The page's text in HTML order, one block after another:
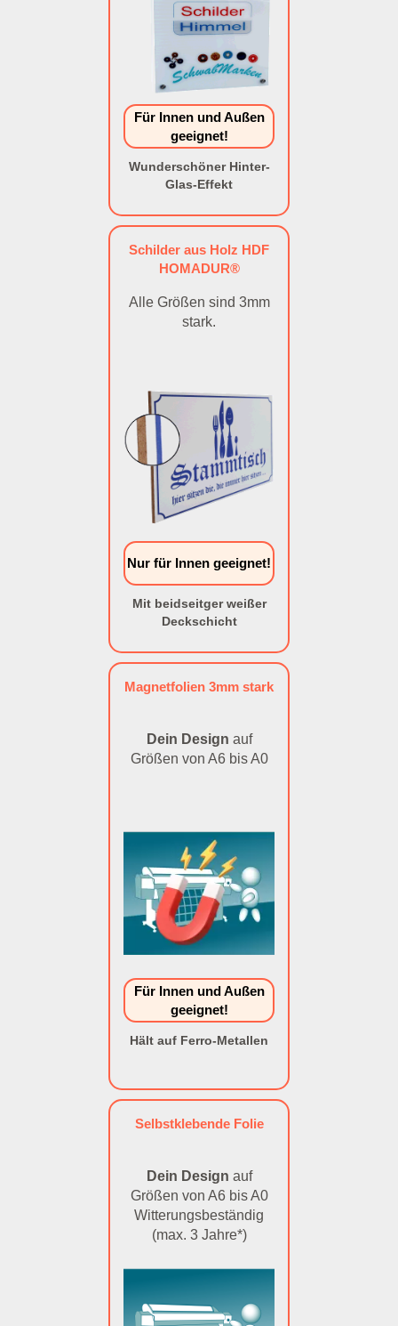
Für Innen und Außen
geeignet!
Wunderschöner Hinter-
Glas-Effekt
Schilder aus Holz HDF
HOMADUR®
Alle Größen sind 3mm
stark.
Nur für Innen geeignet!
Mit beidseitger weißer
Deckschicht
Magnetfolien 3mm stark
Dein Design auf
Größen von A6 bis A0
Für Innen und Außen
geeignet!
Hält auf Ferro-Metallen
Selbstklebende Folie
Dein Design auf
Größen von A6 bis A0
Witterungsbeständig
(max. 3 Jahre*)